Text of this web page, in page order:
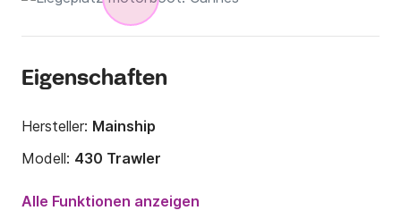
Eigenschaften
Hersteller: Mainship
Modell: 430 Trawler
Alle Funktionen anzeigen